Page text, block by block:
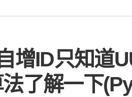
增ID只知道
了解一下